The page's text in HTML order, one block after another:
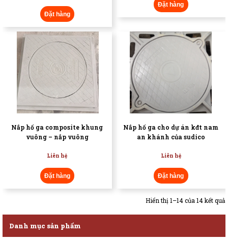
Danh mục sản phẩm
Đặt hàng
Đặt hàng
Nắp hố ga composite khung
vuông – nắp vuông
Liên hệ
Đặt hàng
Nắp hố ga cho dự án kđt nam
an khánh của sudico
Liên hệ
Đặt hàng
Hiển thị 1–14 của 14 kết quả